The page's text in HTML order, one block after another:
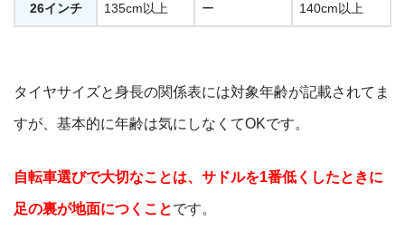
26インチ 135cm以上 ー 140cm以上
タイヤサイズと身長の関係表には対象年齢が記載されてま
すが、基本的に年齢は気にしなくてOKです。
自転車選びで大切なことは、サドルを1番低くしたときに
足の裏が地面につくことです。